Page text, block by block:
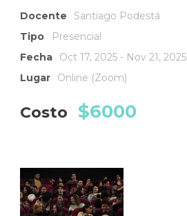
Docente
Santiago Podestá
Tipo
Presencial
Fecha
Oct 17, 2025 - Nov 21, 2025
Lugar
Online (Zoom)
Costo $6000